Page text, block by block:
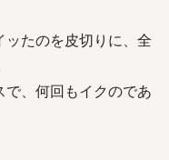
たのを皮切りに、全
、何回もイクのであ